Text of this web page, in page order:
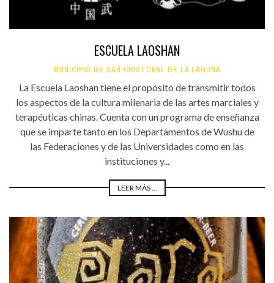
ESCUELA LAOSHAN
MUNICIPIO DE SAN CRISTÓBAL DE LA LAGUNA
La Escuela Laoshan tiene el propósito de transmitir todos
los aspectos de la cultura milenaria de las artes marciales y
terapéuticas chinas. Cuenta con un programa de enseñanza
que se imparte tanto en los Departamentos de Wushu de
las Federaciones y de las Universidades como en las
instituciones y...
LEER MÁS ...